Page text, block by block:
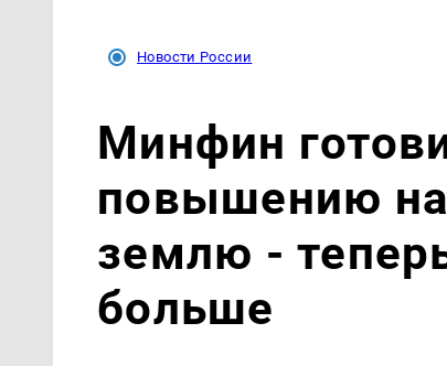
Новости России
Минфин
повышению
землю -
больше